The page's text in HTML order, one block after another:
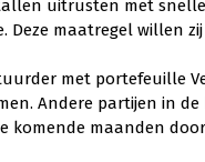
uitrusten met
Deze maatregel willen
met portefeuille
Andere partijen in
komende maanden